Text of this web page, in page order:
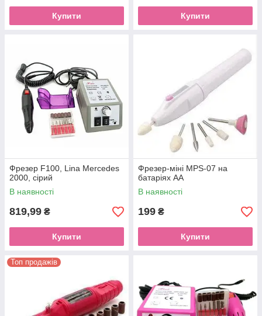
Купити Купити
Фрезер F100, Lina Mercedes
2000, сірий
В наявності
819,99 ₴
Купити
Фрезер-міні MPS-07 на
батаріях АА
В наявності
199 ₴
Купити
Топ продажів